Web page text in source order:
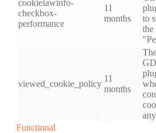
cookielawinfo-
checkbox-
performance
11
months
to
the
viewed_cookie_policy
11
months
Functional